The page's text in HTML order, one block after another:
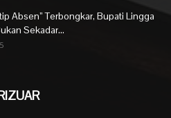
Absen” Terbongkar, Bupati Lingga
Sekadar...